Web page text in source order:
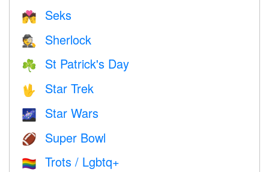
💏 Seks
🕵️ Sherlock
☘️ St Patrick's Day
🖖 Star Trek
🌌 Star Wars
🏈 Super Bowl
🏳️‍🌈 Trots / Lgbtq+